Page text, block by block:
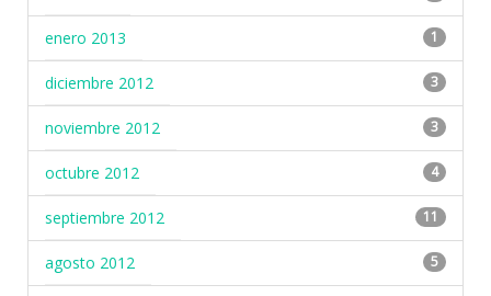
enero 2013 1
diciembre 2012 3
noviembre 2012 3
octubre 2012 4
septiembre 2012 11
agosto 2012 5